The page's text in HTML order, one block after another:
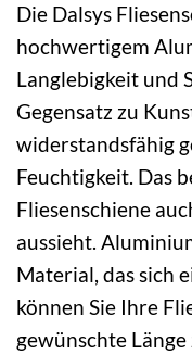
Die Dalsys
hochwertigem
Langlebigkeit und
Gegensatz zu
widerstandsfähig
Feuchtigkeit. Das
Fliesenschiene
aussieht.
Material, das sich
können Sie Ihre
gewünschte